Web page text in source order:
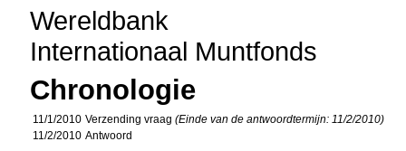
Wereldbank
Internationaal Muntfonds
Chronologie
11/1/2010 Verzending vraag(Einde van de antwoordtermijn: 11/2/2010)
11/2/2010 Antwoord